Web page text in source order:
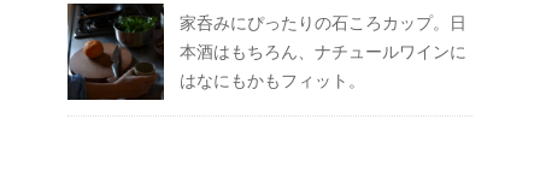
家呑みにぴったりの石ころカップ。日
本酒はもちろん、ナチュールワインに
はなにもかもフィット。